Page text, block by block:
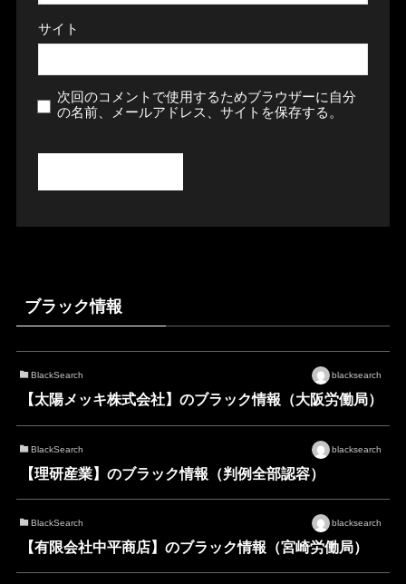
サイト
次回のコメントで使用するためブラウザーに自分
の名前、メールアドレス、サイトを保存する。
ブラック情報
BlackSearch blacksearch
【太陽メッキ株式会社】のブラック情報（大阪労働局）
BlackSearch blacksearch
【理研産業】のブラック情報（判例全部認容）
BlackSearch blacksearch
【有限会社中平商店】のブラック情報（宮崎労働局）